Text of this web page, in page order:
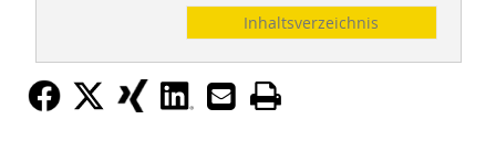
Inhaltsverzeichnis